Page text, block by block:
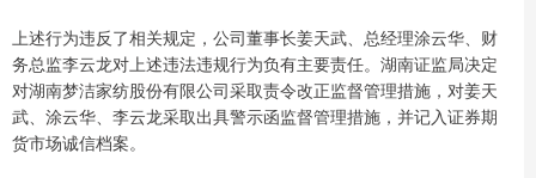
上述行为违反了相关规定，公司董事长姜天武、总经理涂云华、财
务总监李云龙对上述违法违规行为负有主要责任。湖南证监局决定
对湖南梦洁家纺股份有限公司采取责令改正监督管理措施，对姜天
武、涂云华、李云龙采取出具警示函监督管理措施，并记入证券期
货市场诚信档案。